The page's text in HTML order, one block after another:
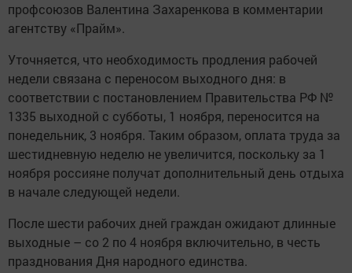
профсоюзов Валентина Захаренкова в комментарии
агентству «Прайм».
Уточняется, что необходимость продления рабочей
недели связана с переносом выходного дня: в
соответствии с постановлением Правительства РФ №
1335 выходной с субботы, 1 ноября, переносится на
понедельник, 3 ноября. Таким образом, оплата труда за
шестидневную неделю не увеличится, поскольку за 1
ноября россияне получат дополнительный день отдыха
в начале следующей недели.
После шести рабочих дней граждан ожидают длинные
выходные – со 2 по 4 ноября включительно, в честь
празднования Дня народного единства.